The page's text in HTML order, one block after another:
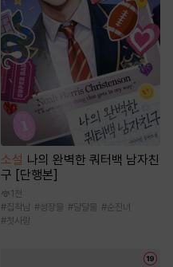
소설 나의 완벽한 쿼터백 남자친
구 [단행본]
1천
#집착남 #성장물 #달달물 #순진녀
#첫사랑